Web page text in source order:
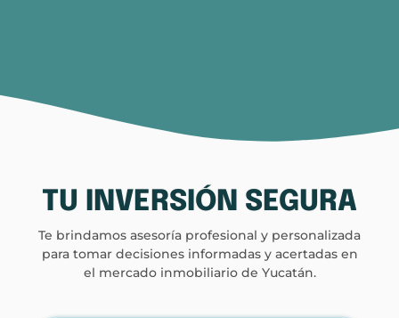
TU INVERSIÓN SEGURA​
Te brindamos asesoría profesional y personalizada
para tomar decisiones informadas y acertadas en
el mercado inmobiliario de Yucatán.